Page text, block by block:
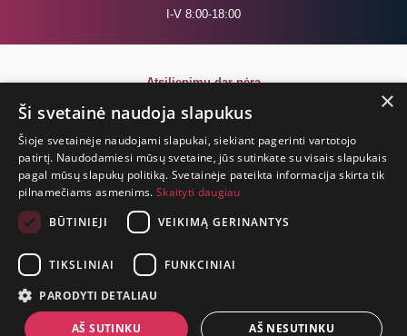
I-V 8:00-18:00
Atsiliepimų dar nėra
Parašyk atsiliepimą ir GAUK DOVANĄ!
GYVENIMAS
PATIRK
prekes@suaugusiems.lt
×
Ši svetainė naudoja slapukus
Šioje svetainėje naudojami slapukai, siekiant pagerinti vartotojo
patirtį. Naudodamiesi mūsų svetaine, jūs sutinkate su visais slapukais
pagal mūsų slapukų politiką. Svetainėje pateikta informacija skirta tik
pilnamečiams asmenims. Skaityti daugiau
BŪTINIEJI
VEIKIMĄ GERINANTYS
TIKSLINIAI FUNKCINIAI
PARODYTI DETALIAU
AŠ SUTINKU AŠ NESUTINKU